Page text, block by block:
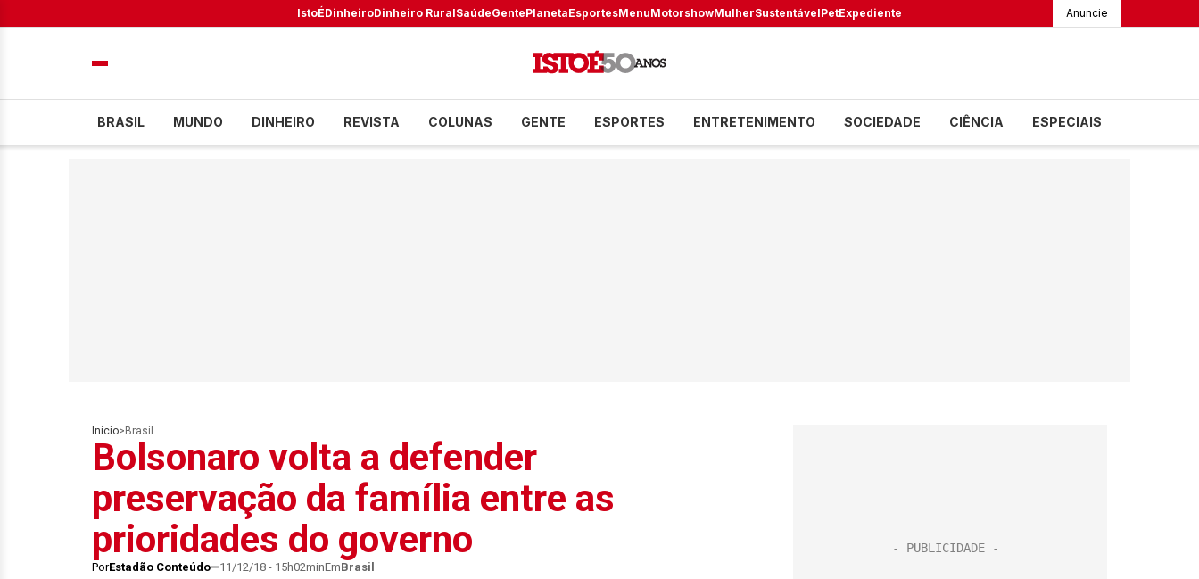
IstoÉDinheiroDinheiro RuralSaúdeGentePlanetaEsportesMenuMotorshowMulherSustentávelPetExpediente Anuncie
BRASIL MUNDO DINHEIRO REVISTA COLUNAS GENTE ESPORTES ENTRETENIMENTO SOCIEDADE CIÊNCIA ESPECIAIS
Início> Brasil
Bolsonaro volta a defender
preservação da família entre as
prioridades do governo
PorEstadão Conteúdo 11/12/18 - 15h02minEmBrasil